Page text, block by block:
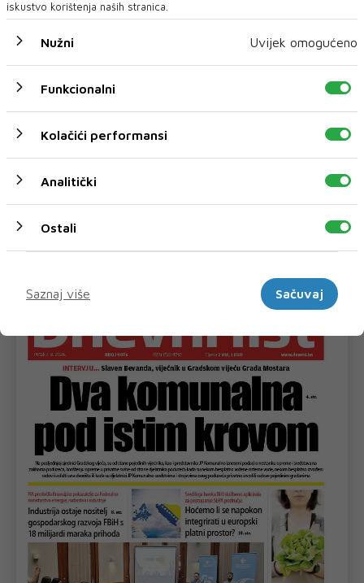
cesti Stolac – Neum potpuno obustavljen
iskustvo korištenja naših stranica.
Nužni Uvijek omogućeno
Funkcionalni
Kolačići performansi
Analitički
Ostali
Saznaj više
Sačuvaj